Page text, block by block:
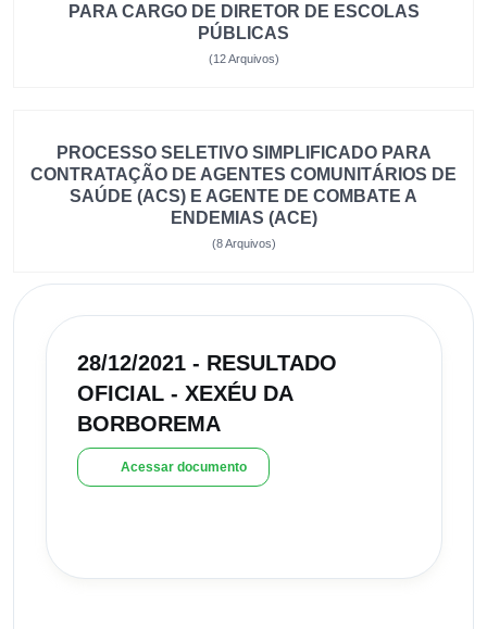
PARA CARGO DE DIRETOR DE ESCOLAS
PÚBLICAS
(12 Arquivos)
PROCESSO SELETIVO SIMPLIFICADO PARA
CONTRATAÇÃO DE AGENTES COMUNITÁRIOS DE
SAÚDE (ACS) E AGENTE DE COMBATE A
ENDEMIAS (ACE)
(8 Arquivos)
28/12/2021 - RESULTADO
OFICIAL - XEXÉU DA
BORBOREMA
Acessar documento